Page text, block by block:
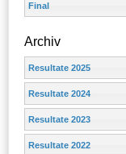
Final
Archiv
Resultate 2025
Resultate 2024
Resultate 2023
Resultate 2022